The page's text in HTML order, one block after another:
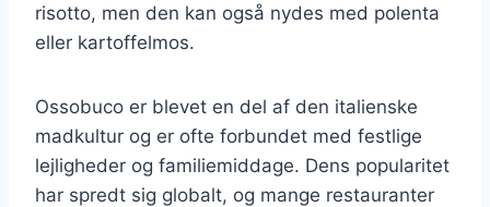
risotto, men den kan også nydes med polenta
eller kartoffelmos.
Ossobuco er blevet en del af den italienske
madkultur og er ofte forbundet med festlige
lejligheder og familiemiddage. Dens popularitet
har spredt sig globalt, og mange restauranter